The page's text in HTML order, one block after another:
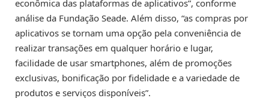
econômica das plataformas de aplicativos”, conforme
análise da Fundação Seade. Além disso, “as compras por
aplicativos se tornam uma opção pela conveniência de
realizar transações em qualquer horário e lugar,
facilidade de usar smartphones, além de promoções
exclusivas, bonificação por fidelidade e a variedade de
produtos e serviços disponíveis”.